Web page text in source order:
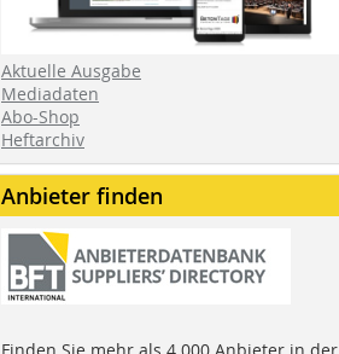
Aktuelle Ausgabe
Mediadaten
Abo-Shop
Heftarchiv
Anbieter finden